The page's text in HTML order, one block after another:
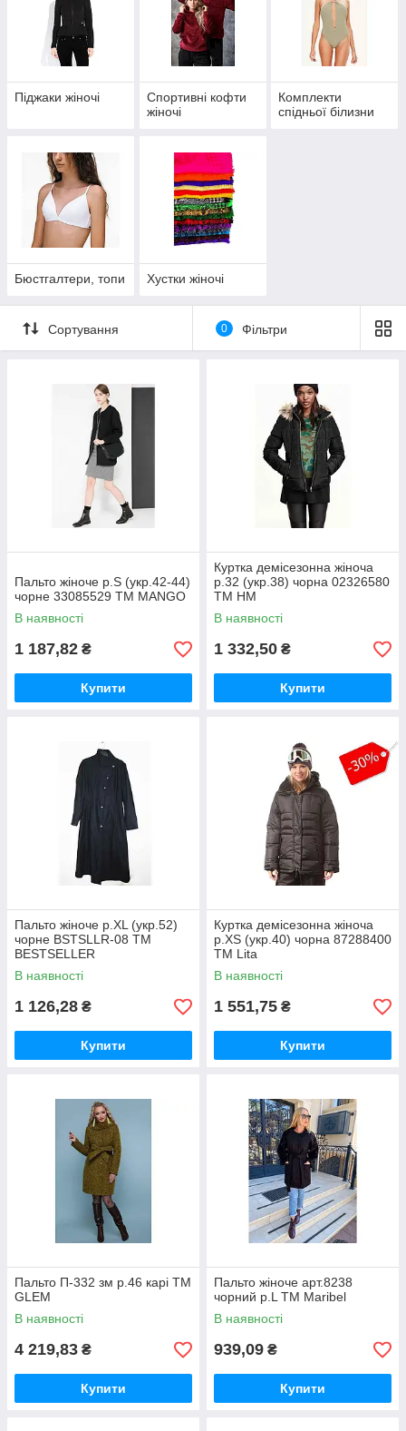
Пiджаки жiночi
Спортивні кофти
жіночі
Комплекти
спідньої білизни
Бюстгалтери, топи Хустки жіночі
Сортування 0 Фільтри
Пальто жіноче р.S (укр.42-44)
чорне 33085529 ТМ MANGO
В наявності
1 187,82 ₴
Купити
Куртка демісезонна жіноча
р.32 (укр.38) чорна 02326580
ТМ HM
В наявності
1 332,50 ₴
Купити
Пальто жіноче р.XL (укр.52)
чорне BSTSLLR-08 ТМ
BESTSELLER
В наявності
1 126,28 ₴
Купити
Куртка демісезонна жіноча
р.XS (укр.40) чорна 87288400
ТМ Lita
В наявності
1 551,75 ₴
Купити
Пальто П-332 зм р.46 карі ТМ
GLEM
В наявності
4 219,83 ₴
Купити
Пальто жіноче арт.8238
чорний р.L ТМ Maribel
В наявності
939,09 ₴
Купити